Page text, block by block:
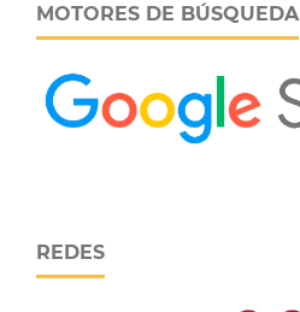
MOTORES DE BÚSQUEDA
REDES